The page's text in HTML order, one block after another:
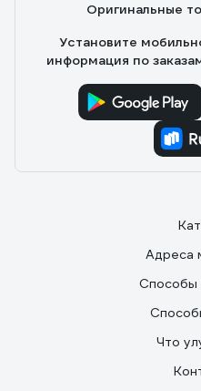
Оригинальные
Установите
информация по
Адреса
Способы
Что